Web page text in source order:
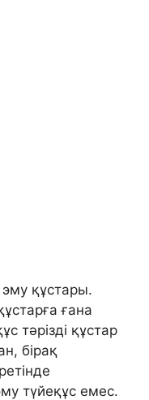
эму құстары.
ғана
тәрізді құстар
бірақ
түйеқұс емес.